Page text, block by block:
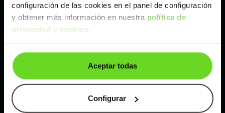
configuración de las cookies en el panel de configuración
y obtener más información en nuestra política de
privacidad y cookies.
Aceptar todas
Configurar
Zaragoza
Ver Citroen Berlingo de segunda mano y ocasión
Citroen Berlingo de segunda mano y ocasión
Coches de segunda mano y ocasión por
localización